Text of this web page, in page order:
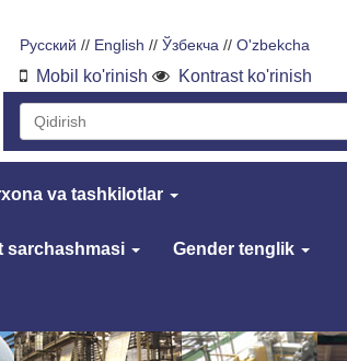
Русский // English // Ўзбекча // O'zbekcha
Mobil ko'rinish Kontrast ko'rinish
va tashkilotlar
sarchashmasi Gender tenglik